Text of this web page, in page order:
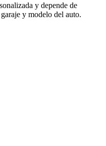
y depende de
y modelo del auto.